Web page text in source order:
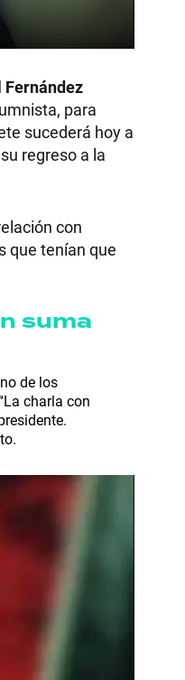
Fernández
para
sucederá hoy a
regreso a la
con
que tenían que
suma
de los
charla con